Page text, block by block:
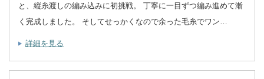
と、縦糸渡しの編み込みに初挑戦。 丁寧に一目ずつ編み進めて漸
く完成しました。 そしてせっかくなので余った毛糸でワン…
詳細を見る